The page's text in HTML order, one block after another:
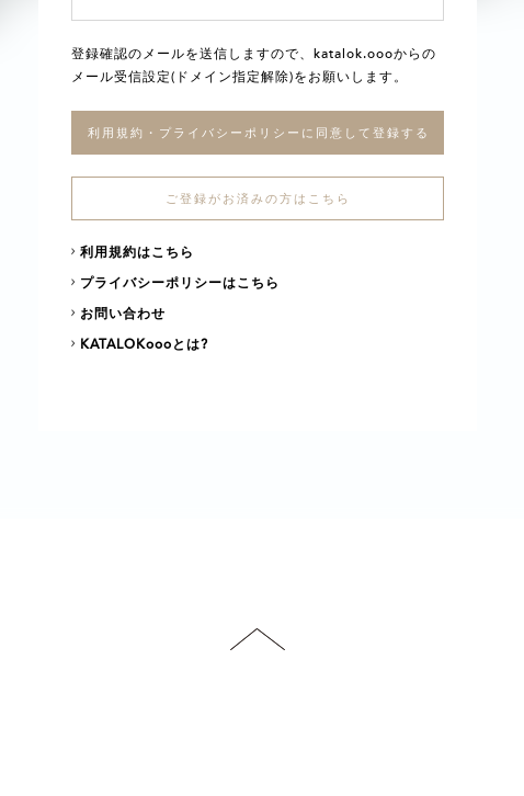
登録確認のメールを送信しますので、katalok.oooからの
メール受信設定(ドメイン指定解除)をお願いします。
利用規約・プライバシーポリシーに同意して登録する
ご登録がお済みの方はこちら
利用規約はこちら
プライバシーポリシーはこちら
お問い合わせ
KATALOKoooとは?